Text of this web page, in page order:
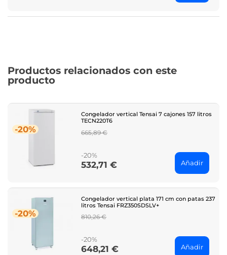
Productos relacionados con este
producto
-20%
Congelador vertical Tensai 7 cajones 157 litros
TECN220T6
Regular
665,89 €
-20%
Price
532,71 € Añadir
-20%
Congelador vertical plata 171 cm con patas 237
litros Tensai FRZ350SDSLV+
Regular
810,26 €
-20%
Price
648,21 € Añadir